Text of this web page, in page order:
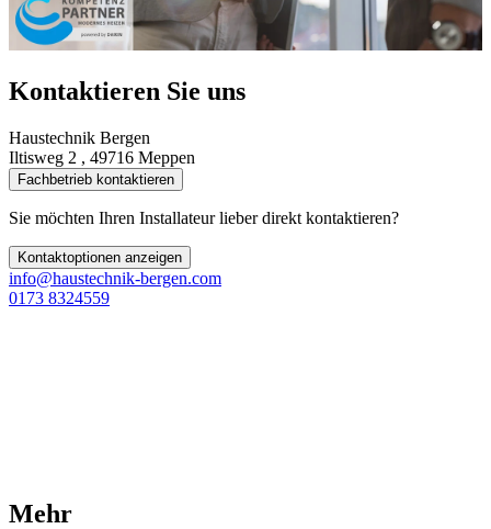
Kontaktieren Sie uns
Haustechnik Bergen
Iltisweg 2 , 49716 Meppen
Fachbetrieb kontaktieren
Sie möchten Ihren Installateur lieber direkt kontaktieren?
Kontaktoptionen anzeigen
info@haustechnik-bergen.com
0173 8324559
Mehr